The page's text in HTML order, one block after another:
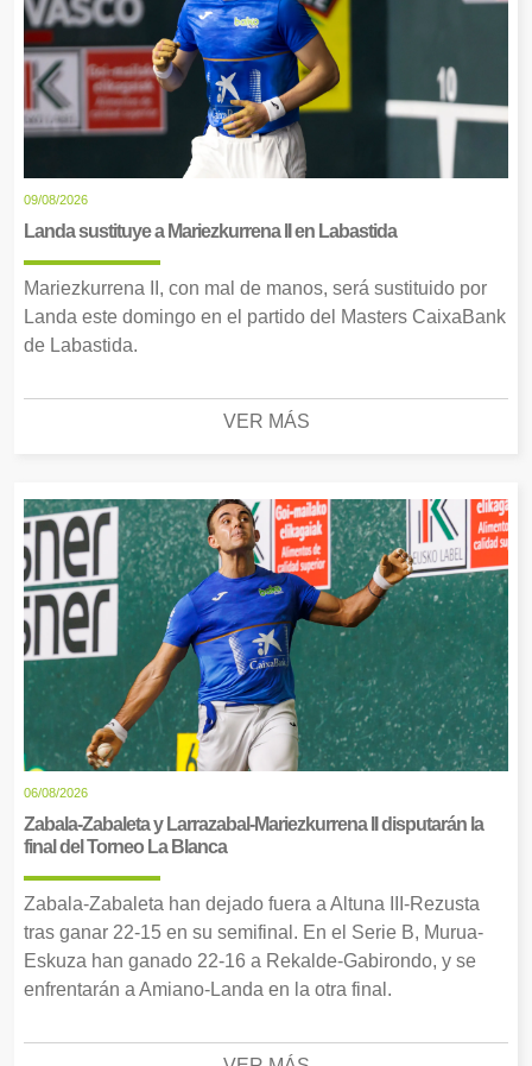
09/08/2026
Landa sustituye a Mariezkurrena II en Labastida
Mariezkurrena II, con mal de manos, será sustituido por
Landa este domingo en el partido del Masters CaixaBank
de Labastida.
VER MÁS
06/08/2026
Zabala-Zabaleta y Larrazabal-Mariezkurrena II disputarán la
final del Torneo La Blanca
Zabala-Zabaleta han dejado fuera a Altuna III-Rezusta
tras ganar 22-15 en su semifinal. En el Serie B, Murua-
Eskuza han ganado 22-16 a Rekalde-Gabirondo, y se
enfrentarán a Amiano-Landa en la otra final.